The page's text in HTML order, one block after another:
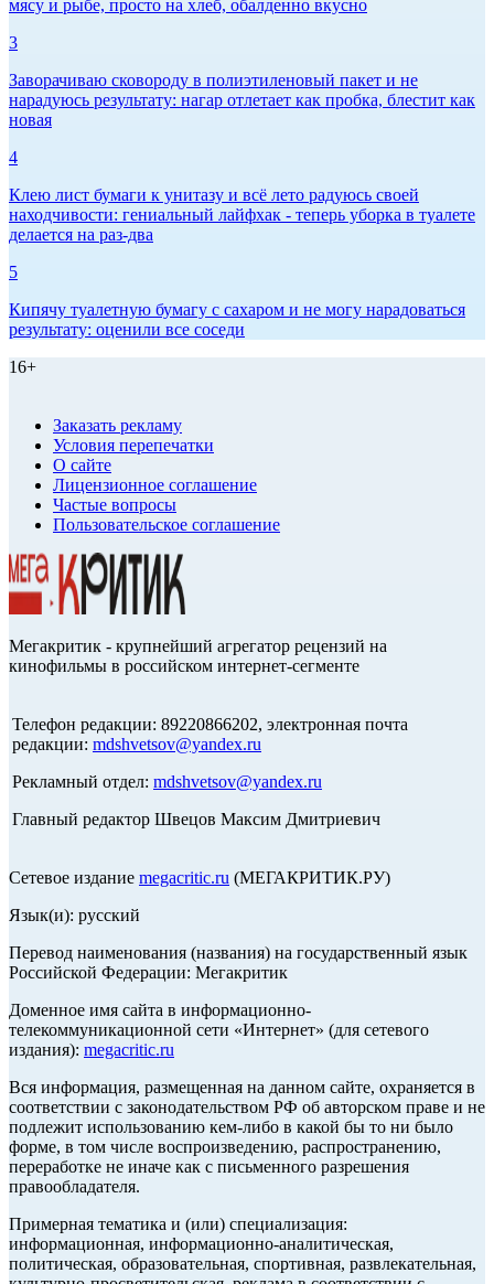
мясу и рыбе, просто на хлеб, обалденно вкусно
3
Заворачиваю сковороду в полиэтиленовый пакет и не
нарадуюсь результату: нагар отлетает как пробка, блестит как
новая
4
Клею лист бумаги к унитазу и всё лето радуюсь своей
находчивости: гениальный лайфхак - теперь уборка в туалете
делается на раз-два
5
Кипячу туалетную бумагу с сахаром и не могу нарадоваться
результату: оценили все соседи
16+
Заказать рекламу
Условия перепечатки
О сайте
Лицензионное соглашение
Частые вопросы
Пользовательское соглашение
Мегакритик - крупнейший агрегатор рецензий на
кинофильмы в российском интернет-сегменте
Телефон редакции: 89220866202, электронная почта
редакции: mdshvetsov@yandex.ru
Рекламный отдел: mdshvetsov@yandex.ru
Главный редактор Швецов Максим Дмитриевич
Сетевое издание megacritic.ru (МЕГАКРИТИК.РУ)
Язык(и): русский
Перевод наименования (названия) на государственный язык
Российской Федерации: Мегакритик
Доменное имя сайта в информационно-
телекоммуникационной сети «Интернет» (для сетевого
издания): megacritic.ru
Вся информация, размещенная на данном сайте, охраняется в
соответствии с законодательством РФ об авторском праве и не
подлежит использованию кем-либо в какой бы то ни было
форме, в том числе воспроизведению, распространению,
переработке не иначе как с письменного разрешения
правообладателя.
Примерная тематика и (или) специализация:
информационная, информационно-аналитическая,
политическая, образовательная, спортивная, развлекательная,